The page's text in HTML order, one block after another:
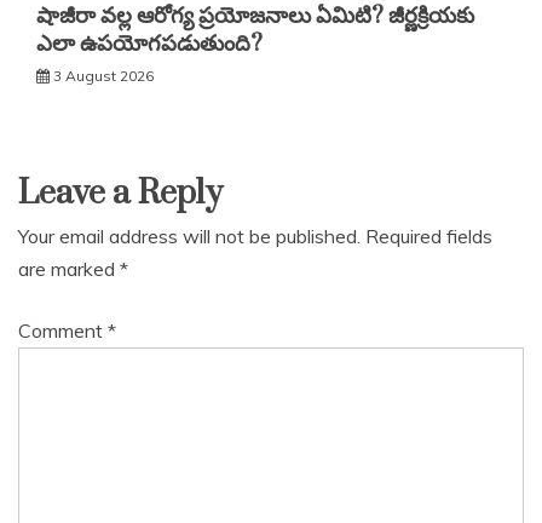
షాజీరా వల్ల ఆరోగ్య ప్రయోజనాలు ఏమిటి? జీర్ణక్రియకు
ఎలా ఉపయోగపడుతుంది?
3 August 2026
Leave a Reply
Your email address will not be published. Required fields
are marked *
Comment *